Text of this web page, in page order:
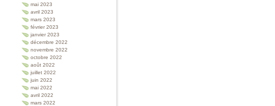
mai 2023
avril 2023
mars 2023
février 2023
janvier 2023
décembre 2022
novembre 2022
octobre 2022
août 2022
juillet 2022
juin 2022
mai 2022
avril 2022
mars 2022